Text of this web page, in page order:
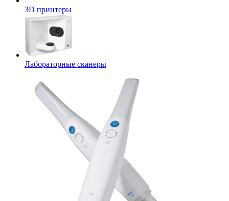
3D принтеры
Лабораторные сканеры